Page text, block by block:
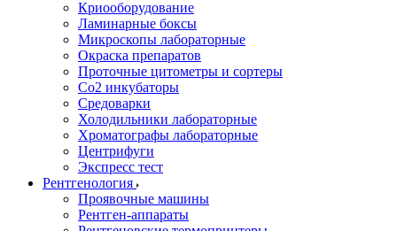
Криооборудование
Ламинарные боксы
Микроскопы лабораторные
Окраска препаратов
Проточные цитометры и сортеры
Со2 инкубаторы
Средоварки
Холодильники лабораторные
Хроматографы лабораторные
Центрифуги
Экспресс тест
Рентгенология
Проявочные машины
Рентген-аппараты